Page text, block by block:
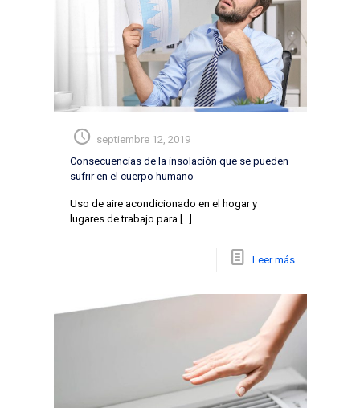
septiembre 12, 2019
Consecuencias de la insolación que se pueden
sufrir en el cuerpo humano
Uso de aire acondicionado en el hogar y
lugares de trabajo para[…]
Leer más